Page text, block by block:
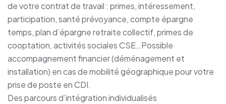
de votre contrat de travail : primes, intéressement,
participation, santé prévoyance, compte épargne
temps, plan d’épargne retraite collectif, primes de
cooptation, activités sociales CSE…Possible
accompagnement financier (déménagement et
installation) en cas de mobilité géographique pour votre
prise de poste en CDI.
Des parcours d’intégration individualisés